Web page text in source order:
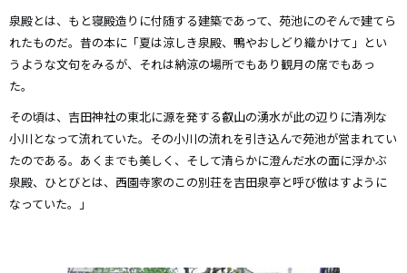
泉殿とは、もと寝殿造りに付随する建築であって、苑池にのぞんで建てら
れたものだ。昔の本に「夏は涼しき泉殿、鴨やおしどり織かけて」とい
うような文句をみるが、それは納涼の場所でもあり観月の席でもあっ
た。
その頃は、吉田神社の東北に源を発する叡山の湧水が此の辺りに清冽な
小川となって流れていた。その小川の流れを引き込んで苑池が営まれてい
たのである。あくまでも美しく、そして清らかに澄んだ水の面に浮かぶ
泉殿、ひとびとは、西園寺家のこの別荘を吉田泉亭と呼び倣はすように
なっていた。」